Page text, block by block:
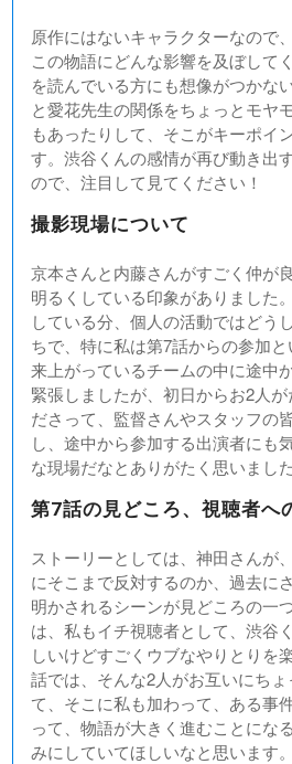
原作にはないキャラクターなので
この物語にどんな影響を及ぼして
を読んでいる方にも想像がつかな
と愛花先生の関係をちょっとモヤ
もあったりして、そこがキーポイ
す。渋谷くんの感情が再び動き出
ので、注目して見てください！
撮影現場について
京本さんと内藤さんがすごく仲が
明るくしている印象がありました
している分、個人の活動ではどう
ちで、特に私は第7話からの参加
来上がっているチームの中に途中
緊張しましたが、初日からお2人
ださって、監督さんやスタッフの
し、途中から参加する出演者にも
な現場だなとありがたく思いました
第7話の見どころ、視聴者へ
ストーリーとしては、神田さんが
にそこまで反対するのか、過去に
明かされるシーンが見どころの一
は、私もイチ視聴者として、渋谷
しいけどすごくウブなやりとりを
話では、そんな2人がお互いにち
て、そこに私も加わって、ある事
って、物語が大きく進むことにな
みにしていてほしいなと思います。